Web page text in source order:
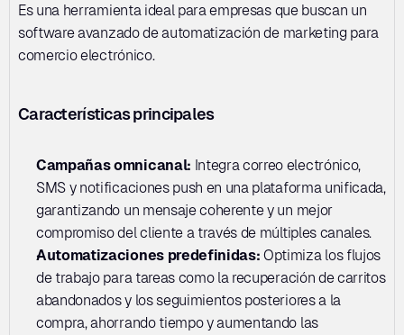
Es una herramienta ideal para empresas que buscan un
software avanzado de automatización de marketing para
comercio electrónico.
Características principales
Campañas omnicanal: Integra correo electrónico,
SMS y notificaciones push en una plataforma unificada,
garantizando un mensaje coherente y un mejor
compromiso del cliente a través de múltiples canales.
Automatizaciones predefinidas: Optimiza los flujos
de trabajo para tareas como la recuperación de carritos
abandonados y los seguimientos posteriores a la
compra, ahorrando tiempo y aumentando las